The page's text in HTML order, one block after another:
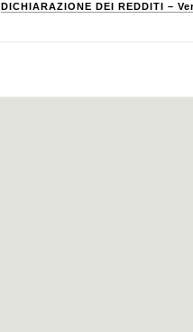
DICHIARAZIONE DEI REDDITI –